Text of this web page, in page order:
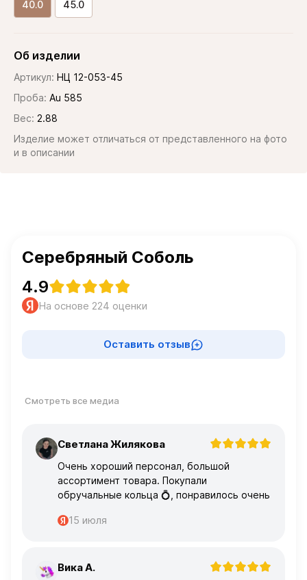
40.0 45.0
Об изделии
Артикул: НЦ 12-053-45
Проба: Au 585
Вес: 2.88
Изделие может отличаться от представленного на фото
и в описании
Серебряный Соболь
4.9
На основе 224 оценки
Оставить отзыв
Смотреть все медиа
С Светлана Жилякова
Очень хороший персонал, большой
ассортимент товара. Покупали
обручальные кольца 💍, понравилось очень
15 июля
В Вика А.